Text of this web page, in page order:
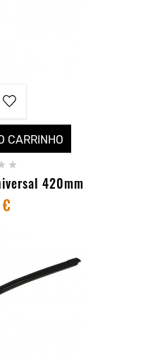
CARRINHO

420mm